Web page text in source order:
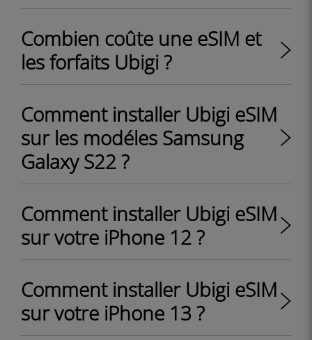
Combien coûte une eSIM et
les forfaits Ubigi ?
Comment installer Ubigi eSIM
sur les modéles Samsung
Galaxy S22 ?
Comment installer Ubigi eSIM
sur votre iPhone 12 ?
Comment installer Ubigi eSIM
sur votre iPhone 13 ?